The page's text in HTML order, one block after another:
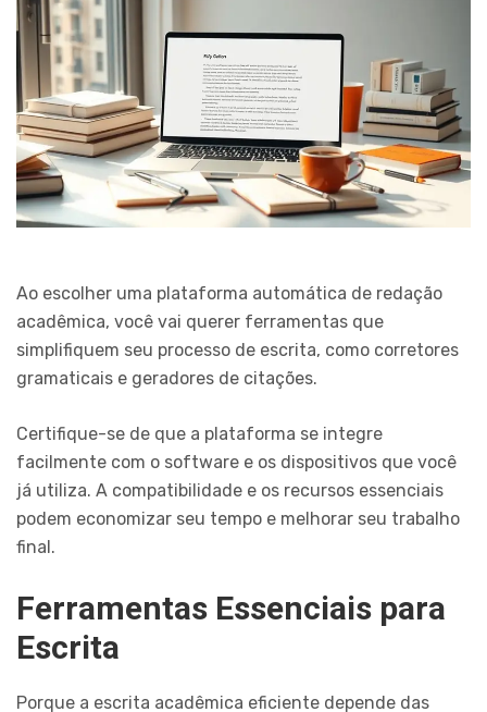
Ao escolher uma plataforma automática de redação
acadêmica, você vai querer ferramentas que
simplifiquem seu processo de escrita, como corretores
gramaticais e geradores de citações.
Certifique-se de que a plataforma se integre
facilmente com o software e os dispositivos que você
já utiliza. A compatibilidade e os recursos essenciais
podem economizar seu tempo e melhorar seu trabalho
final.
Ferramentas Essenciais para
Escrita
Porque a escrita acadêmica eficiente depende das